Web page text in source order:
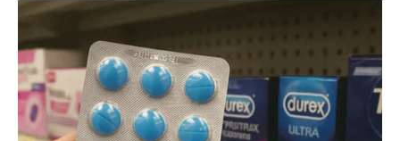
Ovo nije obična sedmica. Ovo je period u kojem Jarac
konačno ulazi u fazu života ispunjenu srećom, ljubavlju i
događajima koji će mu vratiti osmijeh na lice.
Ljubav donosi toplinu i bliskost, posao donosi nove
mogućnosti, a sudbina vam pokazuje da nijedna vaša